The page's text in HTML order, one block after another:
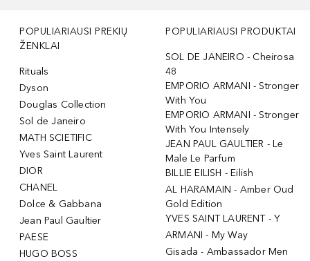
POPULIARIAUSI PREKIŲ
ŽENKLAI
Rituals
Dyson
Douglas Collection
Sol de Janeiro
MATH SCIETIFIC
Yves Saint Laurent
DIOR
CHANEL
Dolce & Gabbana
Jean Paul Gaultier
PAESE
HUGO BOSS
POPULIARIAUSI PRODUKTAI
SOL DE JANEIRO - Cheirosa
48
EMPORIO ARMANI - Stronger
With You
EMPORIO ARMANI - Stronger
With You Intensely
JEAN PAUL GAULTIER - Le
Male Le Parfum
BILLIE EILISH - Eilish
AL HARAMAIN - Amber Oud
Gold Edition
YVES SAINT LAURENT - Y
ARMANI - My Way
Gisada - Ambassador Men